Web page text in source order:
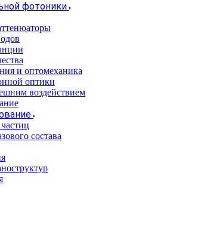
фотоники
и оптомеханика
оптики
воздействием
состава